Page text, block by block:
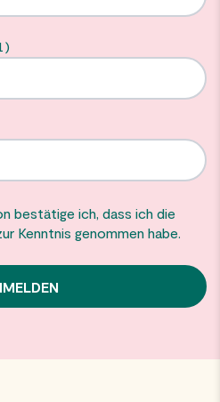
bestätige ich, dass ich die
Kenntnis genommen habe.